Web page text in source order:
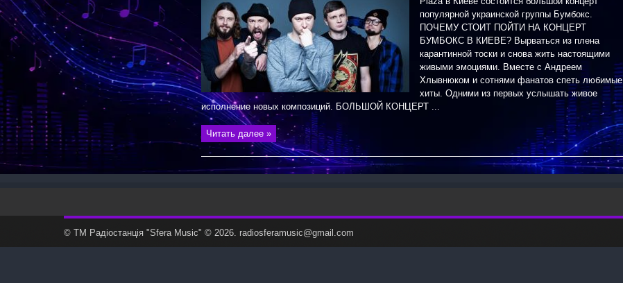
популярной украинской группы Бумбокс.
ПОЧЕМУ СТОИТ ПОЙТИ НА КОНЦЕРТ
БУМБОКС В КИЕВЕ? Вырваться из плена
карантинной тоски и снова жить настоящими
живыми эмоциями. Вместе с Андреем
Хлывнюком и сотнями фанатов спеть любимые
хиты. Одними из первых услышать живое
исполнение новых композиций. БОЛЬШОЙ КОНЦЕРТ ...
Читать далее »
© ТМ Радiостанцiя "Sfera Music" © 2026. radiosferamusic@gmail.com